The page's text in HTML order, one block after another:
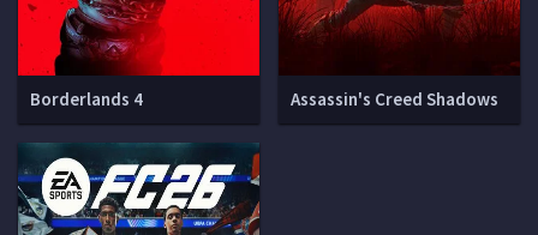
Borderlands 4 Assassin's Creed Shadows